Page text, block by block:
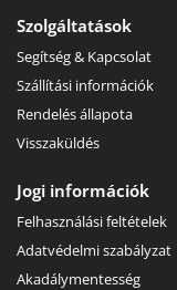
Szolgáltatások
Segítség & Kapcsolat
Szállítási információk
Rendelés állapota
Visszaküldés
Jogi információk
Felhasználási feltételek
Adatvédelmi szabályzat
Akadálymentesség